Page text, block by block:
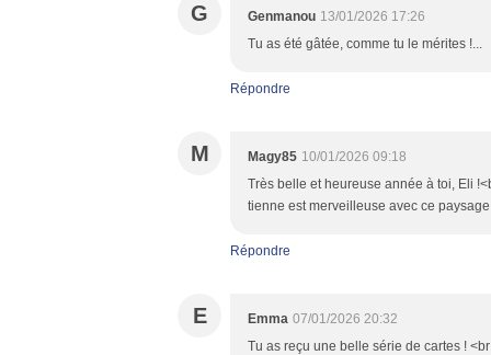
G Genmanou 13/01/2026 17:26
Tu as été gâtée, comme tu le mérites !...
Répondre
M Magy85 10/01/2026 09:18
Très belle et heureuse année à toi, Eli
tienne est merveilleuse avec ce
Répondre
E Emma 07/01/2026 20:32
Tu as reçu une belle série de cartes !